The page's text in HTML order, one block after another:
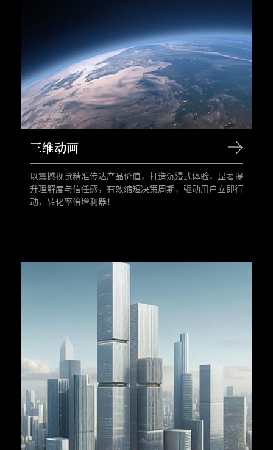
三维动画
以震撼视觉精准传达产品价值，打造沉浸式体验，显著提
升理解度与信任感，有效缩短决策周期，驱动用户立即行
动，转化率倍增利器！